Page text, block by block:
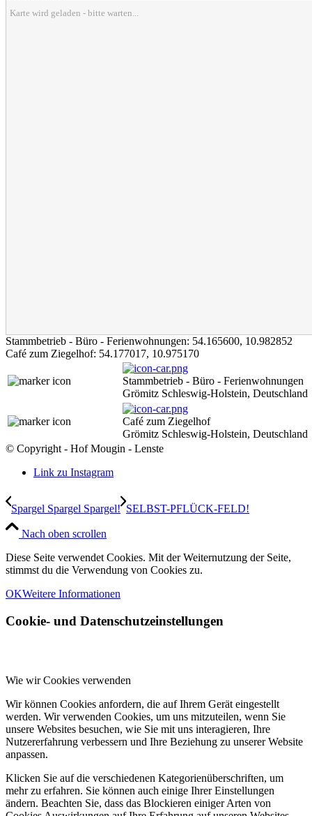
Karte wird geladen - bitte warten...
Stammbetrieb - Büro - Ferienwohnungen: 54.165600, 10.982852
Café zum Ziegelhof: 54.177017, 10.975170
Stammbetrieb - Büro - Ferienwohnungen
Grömitz Schleswig-Holstein, Deutschland
Café zum Ziegelhof
Grömitz Schleswig-Holstein, Deutschland
© Copyright - Hof Mougin - Lenste
Link zu Instagram
Spargel Spargel Spargel! SELBST-PFLÜCK-FELD!
Nach oben scrollen
Diese Seite verwendet Cookies. Mit der Weiternutzung der Seite,
stimmst du die Verwendung von Cookies zu.
OKWeitere Informationen
Cookie- und Datenschutzeinstellungen
Wie wir Cookies verwenden
Wir können Cookies anfordern, die auf Ihrem Gerät eingestellt
werden. Wir verwenden Cookies, um uns mitzuteilen, wenn Sie
unsere Websites besuchen, wie Sie mit uns interagieren, Ihre
Nutzererfahrung verbessern und Ihre Beziehung zu unserer Website
anpassen.
Klicken Sie auf die verschiedenen Kategorienüberschriften, um
mehr zu erfahren. Sie können auch einige Ihrer Einstellungen
ändern. Beachten Sie, dass das Blockieren einiger Arten von